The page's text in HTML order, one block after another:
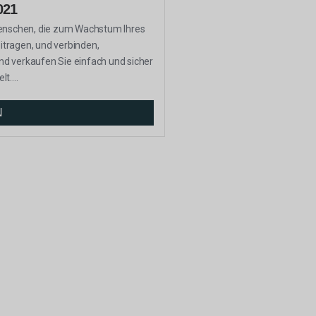
die zum Wachstum Ihres
und verbinden,
verkaufen Sie einfach und sicher